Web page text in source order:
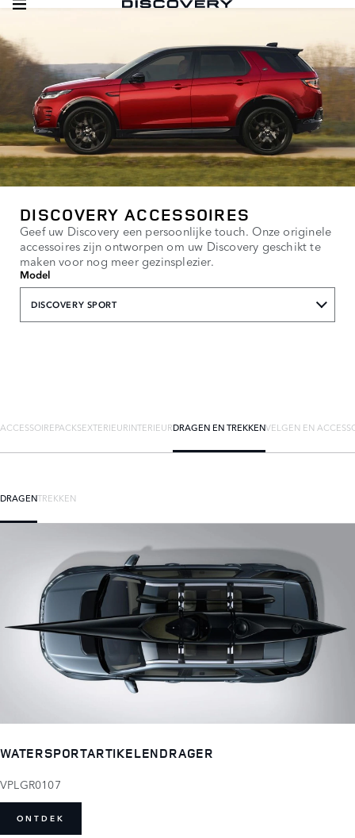
DISCOVERY ACCESSOIRES
Geef uw Discovery een persoonlijke touch. Onze originele
accessoires zijn ontworpen om uw Discovery geschikt te
maken voor nog meer gezinsplezier.
Model
DISCOVERY SPORT
ACCESSOIREPACKSEXTERIEURINTERIEURDRAGEN EN TREKKENVELGEN EN
DRAGENTREKKEN
WATERSPORTARTIKELENDRAGER
VPLGR0107
ONTDEK